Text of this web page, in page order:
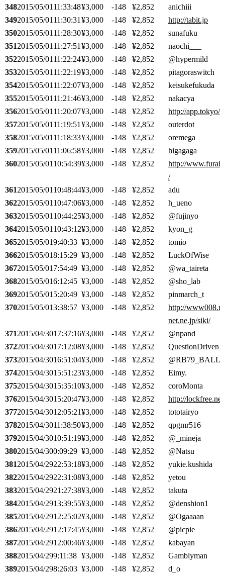
3482015/05/01 11:33:48¥3,000 -148 ¥2,852
anichiii
3492015/05/01 11:30:31 ¥3,000 -148 ¥2,852
http://tabit.jp
3502015/05/01 11:28:30¥3,000 -148 ¥2,852
sunafuku
3512015/05/01 11:27:51 ¥3,000 -148 ¥2,852
naochi___
3522015/05/01 11:22:24¥3,000 -148 ¥2,852
@hypermild
3532015/05/01 11:22:19¥3,000 -148 ¥2,852
pitagoraswitch
3542015/05/01 11:22:07¥3,000 -148 ¥2,852
keisukefukuda
3552015/05/01 11:21:46¥3,000 -148 ¥2,852
nakacya
3562015/05/01 11:20:07¥3,000 -148 ¥2,852
http://app.tokyo/
3572015/05/01 11:19:51 ¥3,000 -148 ¥2,852
outerdot
3582015/05/01 11:18:33¥3,000 -148 ¥2,852
oremega
3592015/05/01 11:06:58¥3,000 -148 ¥2,852
higagaga
3602015/05/01 10:54:39¥3,000 -148 ¥2,852
http://
/
3612015/05/01 10:48:44¥3,000 -148 ¥2,852
adu
3622015/05/01 10:47:06¥3,000 -148 ¥2,852
h_ueno
3632015/05/01 10:44:25¥3,000 -148 ¥2,852
@fujinyo
3642015/05/01 10:43:12¥3,000 -148 ¥2,852
kyon_g
3652015/05/019:40:33 ¥3,000 -148 ¥2,852
tomio
3662015/05/018:15:29 ¥3,000 -148 ¥2,852
LuckOfWise
3672015/05/01 7:54:49 ¥3,000 -148 ¥2,852
@wa_taireta
3682015/05/016:12:45 ¥3,000 -148 ¥2,852
@sho_lab
3692015/05/01 5:20:49 ¥3,000 -148 ¥2,852
pinmarch_t
3702015/05/013:38:57 ¥3,000 -148 ¥2,852
http://
net.ne.jp/siki/
3712015/04/3017:37:16¥3,000 -148 ¥2,852
@npand
3722015/04/3017:12:08¥3,000 -148 ¥2,852
QuestionDriven
3732015/04/3016:51:04¥3,000 -148 ¥2,852
@RB79_BALL
3742015/04/3015:51:23¥3,000 -148 ¥2,852
Eimy.
3752015/04/3015:35:10¥3,000 -148 ¥2,852
coroMonta
3762015/04/3015:20:47¥3,000 -148 ¥2,852
http://lockfree.net/
3772015/04/3012:05:21¥3,000 -148 ¥2,852
tototairyo
3782015/04/3011:38:50¥3,000 -148 ¥2,852
qpgmr516
3792015/04/3010:51:19¥3,000 -148 ¥2,852
@_mineja
3802015/04/300:09:29 ¥3,000 -148 ¥2,852
@Natsu
3812015/04/2922:53:18¥3,000 -148 ¥2,852
yukie.kushida
3822015/04/2922:31:08¥3,000 -148 ¥2,852
yetou
3832015/04/2921:27:38¥3,000 -148 ¥2,852
takuta
3842015/04/2913:39:55¥3,000 -148 ¥2,852
@denshion1
3852015/04/2912:25:02¥3,000 -148 ¥2,852
@Ogaaaan
3862015/04/2912:17:45¥3,000 -148 ¥2,852
@picpie
3872015/04/2912:00:46¥3,000 -148 ¥2,852
kabayan
3882015/04/299:11:38 ¥3,000 -148 ¥2,852
Gamblyman
3892015/04/298:26:03 ¥3,000 -148 ¥2,852
d_o